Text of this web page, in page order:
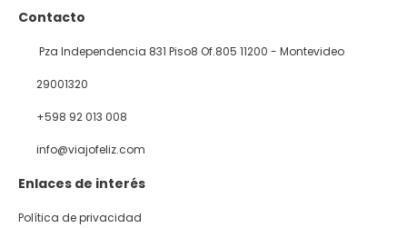
Contacto
Pza Independencia 831 Piso8 Of.805 11200 - Montevideo
29001320
+598 92 013 008
info@viajofeliz.com
Enlaces de interés
Política de privacidad